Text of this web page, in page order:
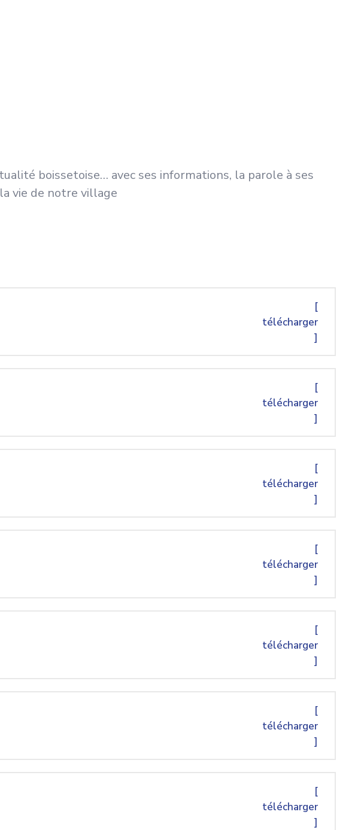
boissetoise… avec ses informations, la parole à ses
vie de notre village
[
télécharger
]
[
télécharger
]
[
télécharger
]
[
télécharger
]
[
télécharger
]
[
télécharger
]
[
télécharger
]